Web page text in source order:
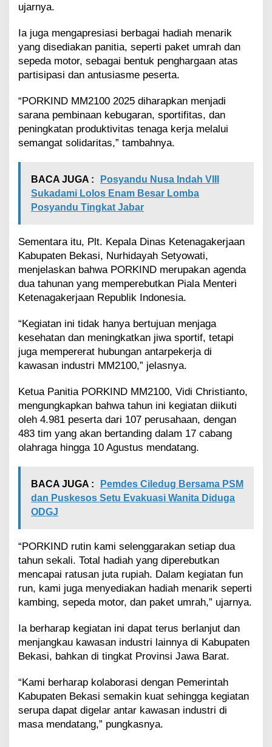
1
0
7
u
s
a
h
ujarnya.
Ia juga mengapresiasi berbagai hadiah menarik
yang disediakan panitia, seperti paket umrah dan
sepeda motor, sebagai bentuk penghargaan atas
partisipasi dan antusiasme peserta.
“PORKIND MM2100 2025 diharapkan menjadi
sarana pembinaan kebugaran, sportifitas, dan
peningkatan produktivitas tenaga kerja melalui
semangat solidaritas,” tambahnya.
BACA JUGA :
Posyandu Nusa Indah VIII
Sukadami Lolos Enam Besar Lomba
Posyandu Tingkat Jabar
Sementara itu, Plt. Kepala Dinas Ketenagakerjaan
Kabupaten Bekasi, Nurhidayah Setyowati,
menjelaskan bahwa PORKIND merupakan agenda
dua tahunan yang memperebutkan Piala Menteri
Ketenagakerjaan Republik Indonesia.
“Kegiatan ini tidak hanya bertujuan menjaga
kesehatan dan meningkatkan jiwa sportif, tetapi
juga mempererat hubungan antarpekerja di
kawasan industri MM2100,” jelasnya.
Ketua Panitia PORKIND MM2100, Vidi Christianto,
mengungkapkan bahwa tahun ini kegiatan diikuti
oleh 4.981 peserta dari 107 perusahaan, dengan
483 tim yang akan bertanding dalam 17 cabang
olahraga hingga 10 Agustus mendatang.
BACA JUGA :
Pemdes Ciledug Bersama PSM
dan Puskesos Setu Evakuasi Wanita Diduga
ODGJ
“PORKIND rutin kami selenggarakan setiap dua
tahun sekali. Total hadiah yang diperebutkan
mencapai ratusan juta rupiah. Dalam kegiatan fun
run, kami juga menyediakan hadiah menarik seperti
kambing, sepeda motor, dan paket umrah,” ujarnya.
Ia berharap kegiatan ini dapat terus berlanjut dan
menjangkau kawasan industri lainnya di Kabupaten
Bekasi, bahkan di tingkat Provinsi Jawa Barat.
“Kami berharap kolaborasi dengan Pemerintah
Kabupaten Bekasi semakin kuat sehingga kegiatan
serupa dapat digelar antar kawasan industri di
masa mendatang,” pungkasnya.